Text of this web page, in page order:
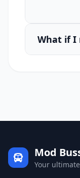
What if I
Mod
Your